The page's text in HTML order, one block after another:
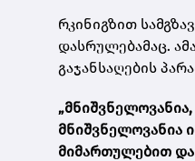
რკინიგზით
დასრულებამაც.
გაჯანსაღების
მნიშვნელოვანია
მიმართულებით